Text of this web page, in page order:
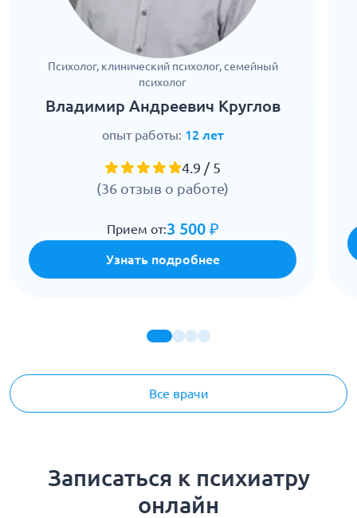
Все врачи
Психолог, клинический психолог, семейный
психолог
Владимир Андреевич Круглов
опыт работы: 12 лет
4.9 / 5
(36 отзыв о работе)
Прием от:3 500 ₽
Узнать подробнее
Записаться к психиатру
онлайн